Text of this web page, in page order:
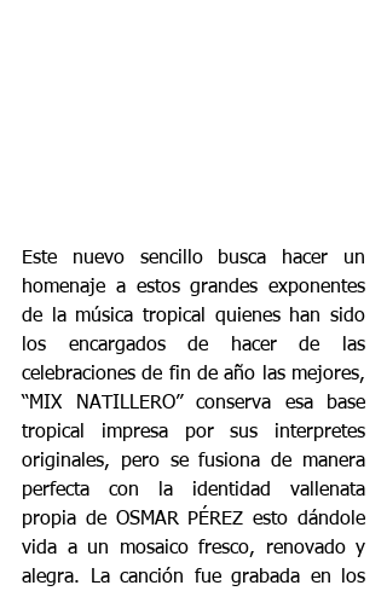
Este nuevo sencillo busca hacer un
homenaje a estos grandes exponentes
de la música tropical quienes han sido
los encargados de hacer de las
celebraciones de fin de año las mejores,
“MIX NATILLERO” conserva esa base
tropical impresa por sus interpretes
originales, pero se fusiona de manera
perfecta con la identidad vallenata
propia de OSMAR PÉREZ esto dándole
vida a un mosaico fresco, renovado y
alegra. La canción fue grabada en los